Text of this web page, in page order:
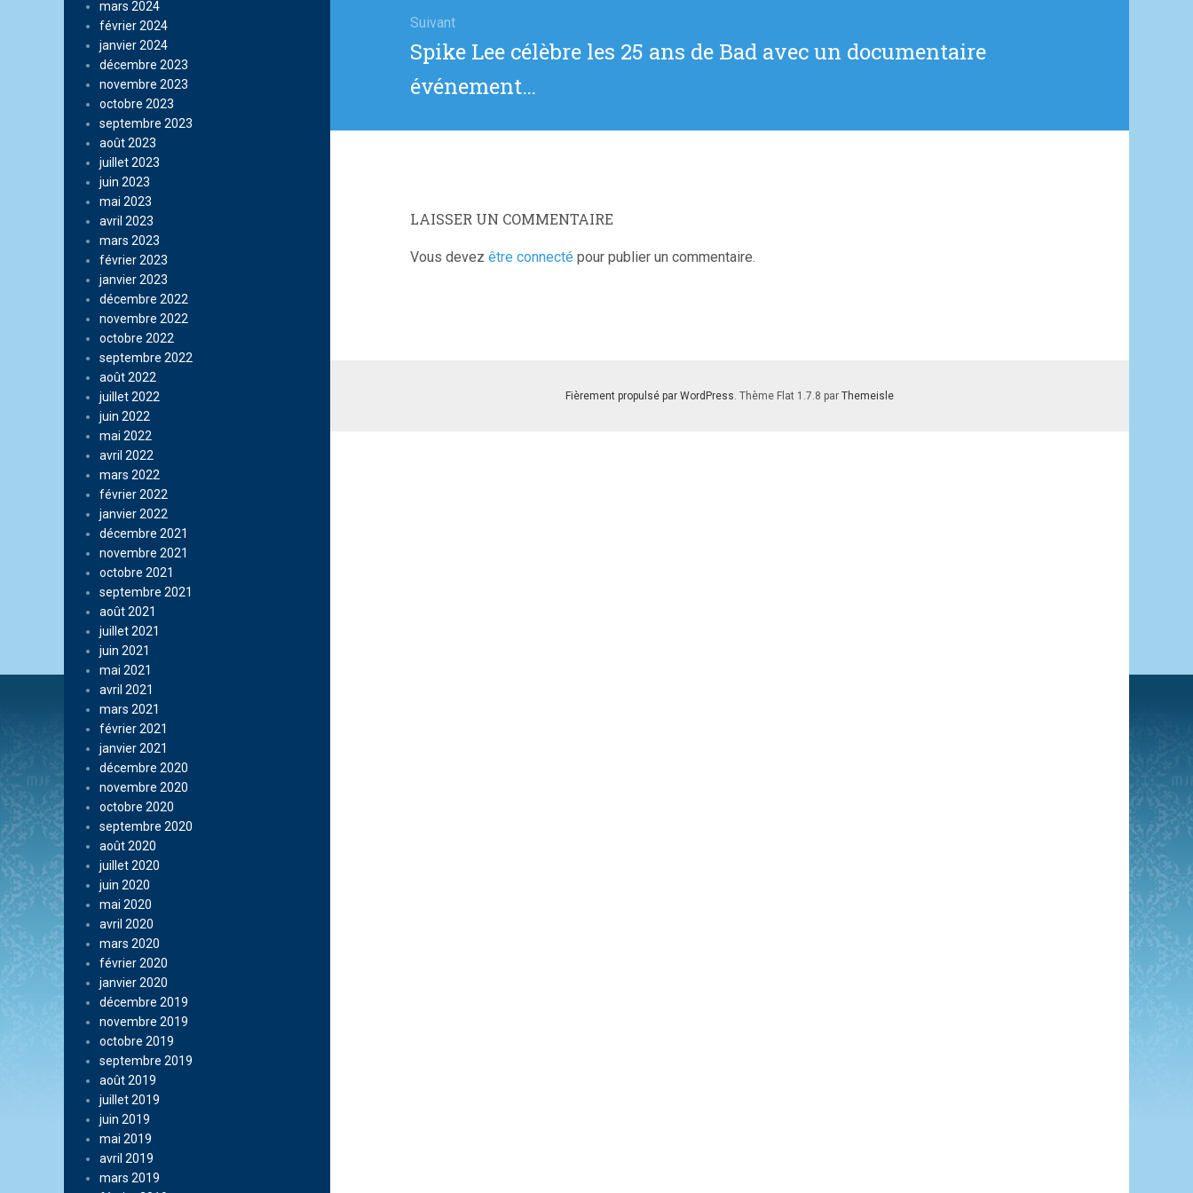
mars 2024
février 2024
janvier 2024
décembre 2023
novembre 2023
octobre 2023
septembre 2023
août 2023
juillet 2023
juin 2023
mai 2023
avril 2023
mars 2023
février 2023
janvier 2023
décembre 2022
novembre 2022
octobre 2022
septembre 2022
août 2022
juillet 2022
juin 2022
mai 2022
avril 2022
mars 2022
février 2022
janvier 2022
décembre 2021
novembre 2021
octobre 2021
septembre 2021
août 2021
juillet 2021
juin 2021
mai 2021
avril 2021
mars 2021
février 2021
janvier 2021
décembre 2020
novembre 2020
octobre 2020
septembre 2020
août 2020
juillet 2020
juin 2020
mai 2020
avril 2020
mars 2020
février 2020
janvier 2020
décembre 2019
novembre 2019
octobre 2019
septembre 2019
août 2019
juillet 2019
juin 2019
mai 2019
avril 2019
mars 2019
Suivant
Article
suivant
:
Spike Lee célèbre les 25 ans de Bad avec un documentaire
événement…
LAISSER UN COMMENTAIRE
Vous devez être connecté pour publier un commentaire.
Fièrement propulsé par WordPress. Thème Flat 1.7.8 par Themeisle